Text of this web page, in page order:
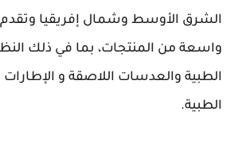
الشرق الأوسط وشمال إفريقيا
واسعة من المنتجات، بما في ذلك
الطبية والعدسات اللاصقة و
الطبية.